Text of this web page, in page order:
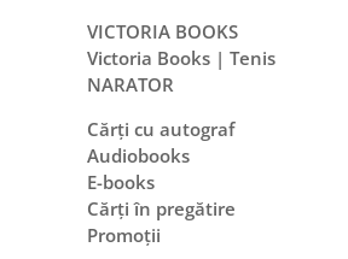
VICTORIA BOOKS
Victoria Books | Tenis
NARATOR
Cărți cu autograf
Audiobooks
E-books
Cărți în pregătire
Promoții